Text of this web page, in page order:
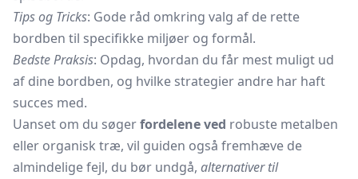
Tips og Tricks: Gode råd omkring valg af de rette
bordben til specifikke miljøer og formål.
Bedste Praksis: Opdag, hvordan du får mest muligt ud
af dine bordben, og hvilke strategier andre har haft
succes med.
Uanset om du søgerfordelene ved robuste metalben
eller organisk træ, vil guiden også fremhæve de
almindelige fejl, du bør undgå, alternativer til